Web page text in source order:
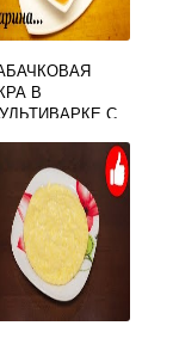
В
С